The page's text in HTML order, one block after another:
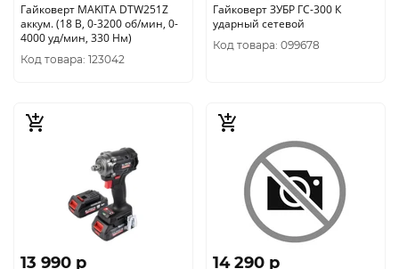
Гайковерт MAKITA DTW251Z
аккум. (18 В, 0-3200 об/мин, 0-
4000 уд/мин, 330 Нм)
Код товара: 123042
Гайковерт ЗУБР ГС-300 К
ударный сетевой
Код товара: 099678
13 990 p 14 290 p